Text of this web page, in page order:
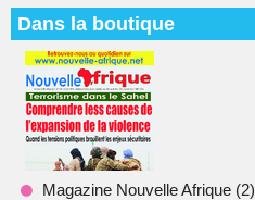
Dans la boutique
Magazine Nouvelle Afrique (2)